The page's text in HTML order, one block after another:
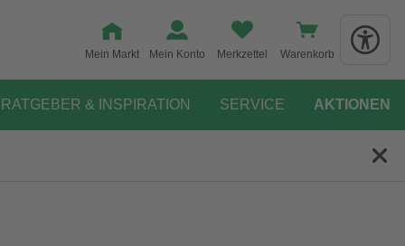
Mein Markt Mein Konto Merkzettel Warenkorb
RATGEBER & INSPIRATION SERVICE AKTIONEN